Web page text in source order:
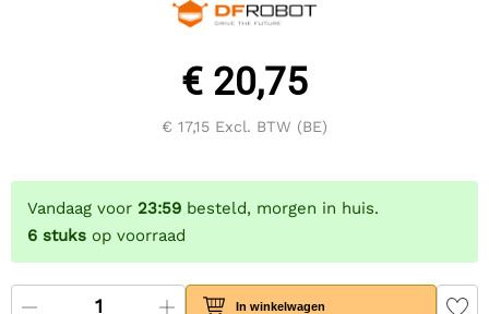
€ 20,75
€ 17,15 Excl. BTW (BE)
Vandaag voor 23:59 besteld, morgen in huis.
6 stuks op voorraad
In winkelwagen